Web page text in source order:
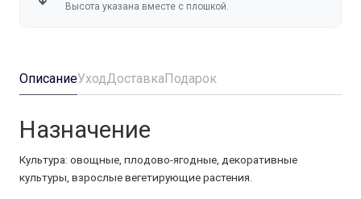
Высота указана вместе с плошкой.
ОписаниеУходДоставкаПодарок
Назначение
Культура: овощные, плодово-ягодные, декоративные
культуры, взрослые вегетирующие растения.